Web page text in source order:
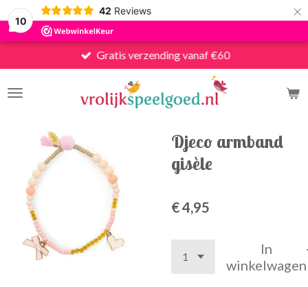
10
42 Reviews ×
Gratis verzending vanaf €60
Djeco armband
gisèle
€ 4,95
In
winkelwagen